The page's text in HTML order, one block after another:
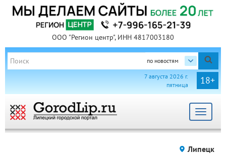
ООО "Регион центр", ИНН 4817003180
по новостям
18+
7 августа 2026 г.
пятница
Toggle
Липецк